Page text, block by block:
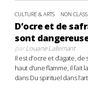
CULTURE & ARTS NON
D’ocre et de
sont
parLouane Lallemant
Il est d’ocre et d’agate,
haut d’une flamme, il fait
dans Du spirituel dans